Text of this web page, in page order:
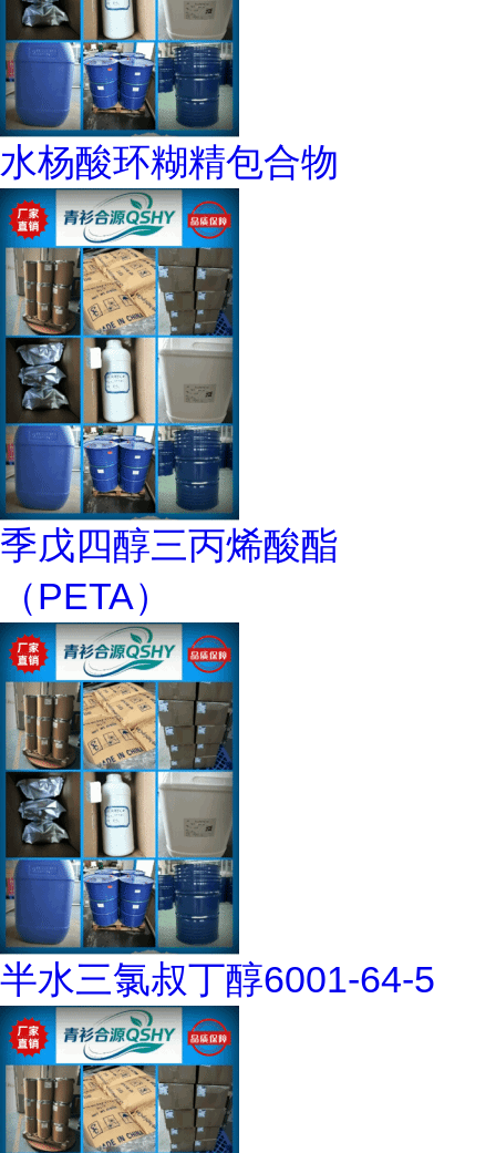
水杨酸环糊精包合物
季戊四醇三丙烯酸酯
（PETA）
半水三氯叔丁醇6001-64-5